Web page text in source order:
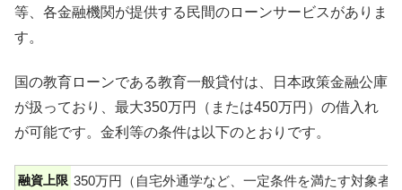
等、各金融機関が提供する民間のローンサービスがありま
す。
国の教育ローンである教育一般貸付は、日本政策金融公庫
が扱っており、最大350万円（または450万円）の借入れ
が可能です。金利等の条件は以下のとおりです。
融資上限 350万円（自宅外通学など、一定条件を満たす対象者